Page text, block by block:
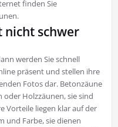
finden Sie
nicht schwer
werden Sie schnell
präsent und stellen ihre
Fotos dar. Betonzäune
oder Holzzäunen, sie sind
Vorteile liegen klar auf der
und Farbe, sie dienen